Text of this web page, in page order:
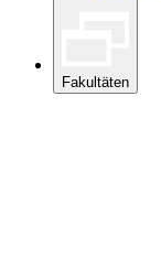
Fakultäten